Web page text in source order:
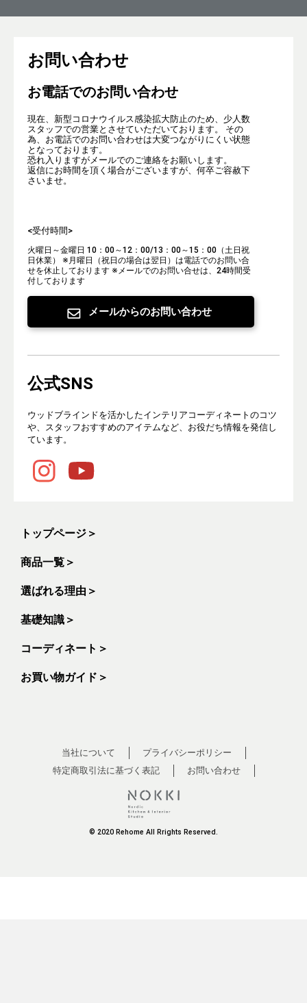
お問い合わせ
お電話でのお問い合わせ
現在、新型コロナウイルス感染拡大防止のため、少人数
スタッフでの営業とさせていただいております。 その
為、お電話でのお問い合わせは大変つながりにくい状態
となっております。
恐れ入りますがメールでのご連絡をお願いします。
返信にお時間を頂く場合がございますが、何卒ご容赦下
さいませ。
<受付時間>
火曜日～金曜日 10：00～12：00/13：00～15：00（土日祝
日休業）
※月曜日（祝日の場合は翌日）は電話でのお問い合
せを休止しております ※メールでのお問い合せは、24時間受
付しております
メールからのお問い合わせ
公式SNS
ウッドブラインドを活かしたインテリアコーディネートのコツ
や、スタッフおすすめのアイテムなど、お役だち情報を発信し
ています。
トップページ ＞
商品一覧 ＞
選ばれる理由 ＞
基礎知識 ＞
コーディネート ＞
お買い物ガイド ＞
当社について
プライバシーポリシー
特定商取引法に基づく表記
お問い合わせ
© 2020 Rehome All Rrights Reserved.